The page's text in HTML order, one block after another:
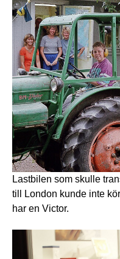
Lastbilen som skulle
till London kunde inte
har en Victor.